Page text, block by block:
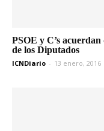
PSOE y C’s
de los Diputados
ICNDiario - 13 enero, 2016